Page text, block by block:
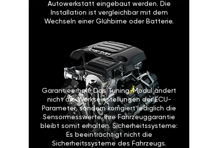
Autowerkstatt eingebaut werden. Die
Installation ist vergleichbar mit dem
Wechseln einer Glühbirne oder Batterie.
Garantieerhalt: Das Tuning-Modul ändert
nicht die Werkseinstellungen der ECU-
Parameter, sondern korrigiert lediglich die
Sensormesswerte. Ihre Fahrzeuggarantie
bleibt somit erhalten. Sicherheitssysteme:
Es beeinträchtigt nicht die
Sicherheitssysteme des Fahrzeugs.